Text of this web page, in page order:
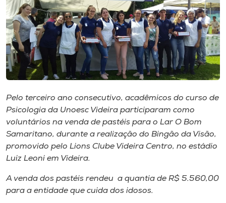
Editora
Rádio
Museu
Unoesc
Store
o idioma
Pelo terceiro ano consecutivo, acadêmicos do curso de
Psicologia da Unoesc Videira participaram como
voluntários na venda de pastéis para o Lar O Bom
Samaritano, durante a realização do Bingão da Visão,
promovido pelo Lions Clube Videira Centro, no estádio
Luiz Leoni em Videira.
A venda dos pastéis rendeu a quantia de R$ 5.560,00
para a entidade que cuida dos idosos.